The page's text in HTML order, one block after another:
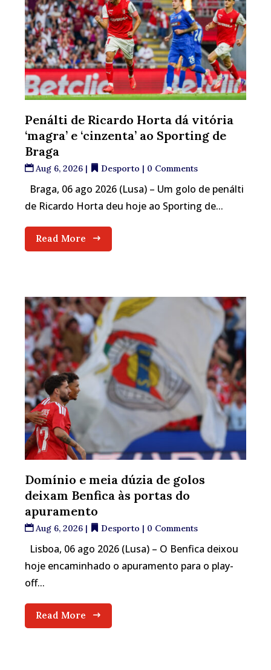
Penálti de Ricardo Horta dá vitória
‘magra’ e ‘cinzenta’ ao Sporting de
Braga
Aug 6, 2026 | Desporto | 0 Comments
Braga, 06 ago 2026 (Lusa) – Um golo de penálti
de Ricardo Horta deu hoje ao Sporting de...
Read More
Domínio e meia dúzia de golos
deixam Benfica às portas do
apuramento
Aug 6, 2026 | Desporto | 0 Comments
Lisboa, 06 ago 2026 (Lusa) – O Benfica deixou
hoje encaminhado o apuramento para o play-
off...
Read More